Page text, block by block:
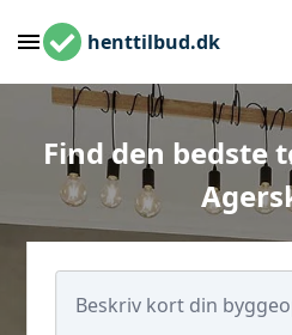
henttilbud.dk
Find den bedste